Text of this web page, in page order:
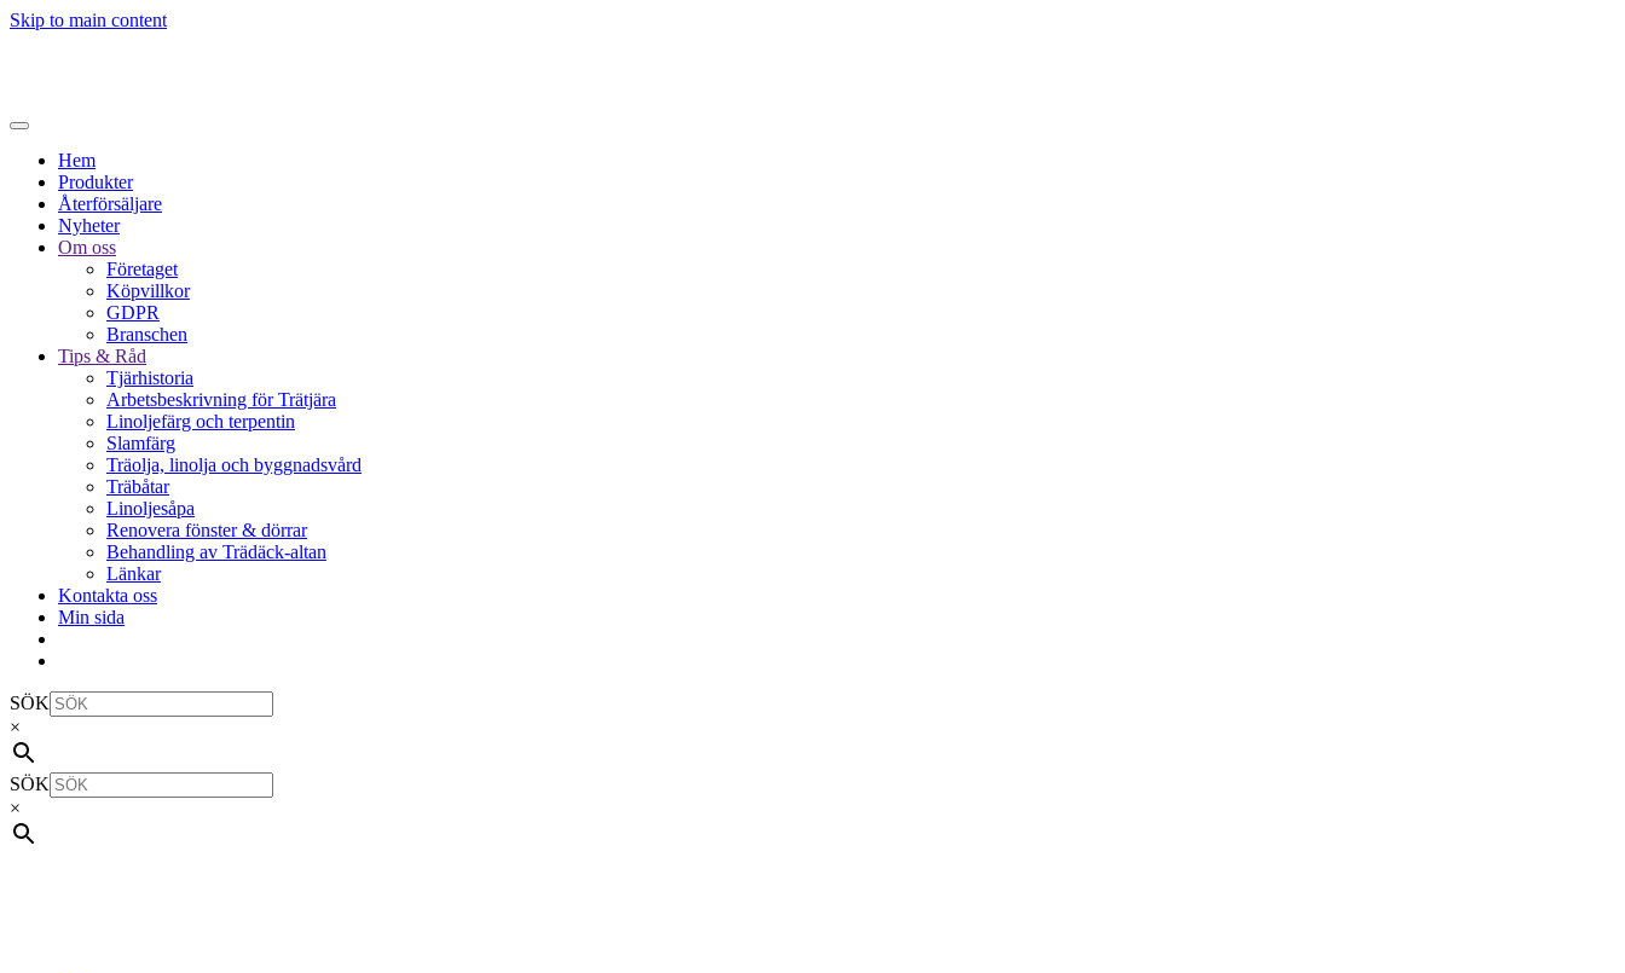
Skip to main content
Hem
Produkter
Återförsäljare
Nyheter
Om oss
Företaget
Köpvillkor
GDPR
Branschen
Tips & Råd
Tjärhistoria
Arbetsbeskrivning för Trätjära
Linoljefärg och terpentin
Slamfärg
Träolja, linolja och byggnadsvård
Träbåtar
Linoljesåpa
Renovera fönster & dörrar
Behandling av Trädäck-altan
Länkar
Kontakta oss
Min sida
SÖK
×
SÖK
×